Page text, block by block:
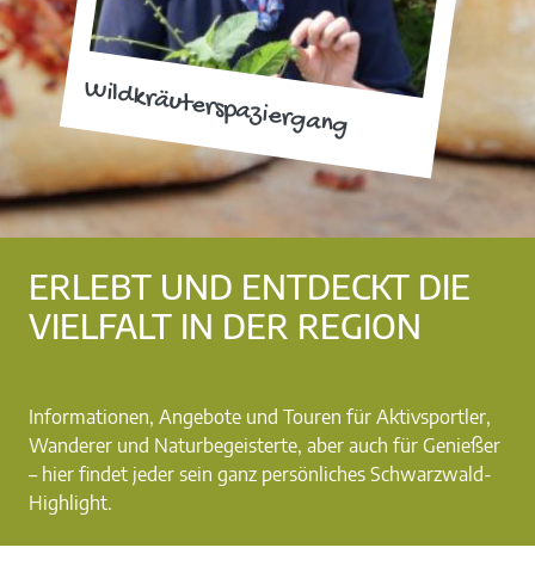
Wildkräuterspaziergang
ERLEBT UND ENTDECKT DIE
VIELFALT IN DER REGION
Informationen, Angebote und Touren für Aktivsportler,
Wanderer und Naturbegeisterte, aber auch für Genießer
– hier findet jeder sein ganz persönliches Schwarzwald-
Highlight.